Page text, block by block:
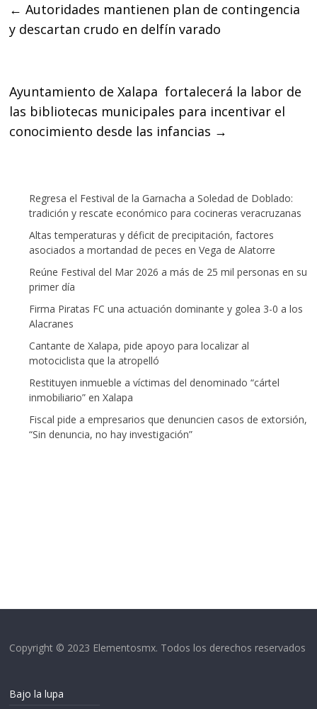
b
o
t
e
s
A
← Autoridades mantienen plan de contingencia
y descartan crudo en delfín varado
Ayuntamiento de Xalapa fortalecerá la labor de
las bibliotecas municipales para incentivar el
conocimiento desde las infancias →
Regresa el Festival de la Garnacha a Soledad de Doblado:
tradición y rescate económico para cocineras veracruzanas
Altas temperaturas y déficit de precipitación, factores
asociados a mortandad de peces en Vega de Alatorre
Reúne Festival del Mar 2026 a más de 25 mil personas en su
primer día
Firma Piratas FC una actuación dominante y golea 3-0 a los
Alacranes
Cantante de Xalapa, pide apoyo para localizar al
motociclista que la atropelló
Restituyen inmueble a víctimas del denominado “cártel
inmobiliario” en Xalapa
Fiscal pide a empresarios que denuncien casos de extorsión,
“Sin denuncia, no hay investigación”
Copyright © 2023 Elementosmx. Todos los derechos reservados
Bajo la lupa